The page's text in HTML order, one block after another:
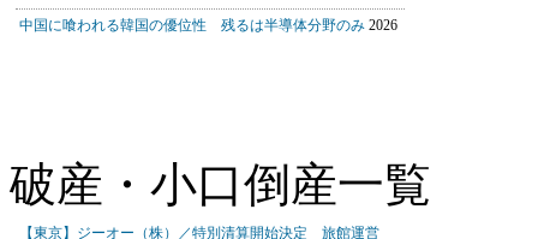
破産・小口倒産一覧